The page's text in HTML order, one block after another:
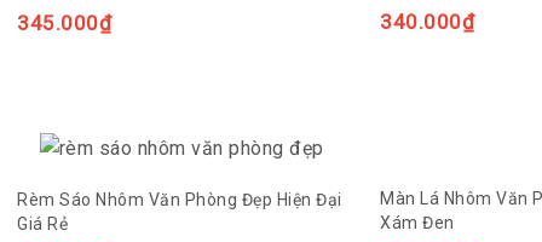
345.000₫ 340.000₫
Rèm Sáo Nhôm Văn Phòng Đẹp Hiện Đại
Giá Rẻ
Màn Lá Nhôm Văn
Xám Đen